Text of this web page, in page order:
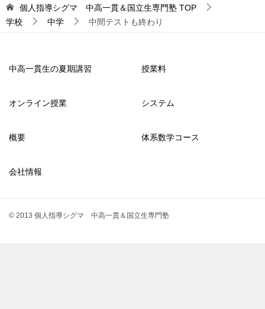
個人指導シグマ 中高一貫＆国立生専門塾 TOP
学校
中学 中間テストも終わり
中高一貫生の夏期講習 授業料
オンライン授業 システム
概要 体系数学コース
会社情報
© 2013 個人指導シグマ 中高一貫＆国立生専門塾